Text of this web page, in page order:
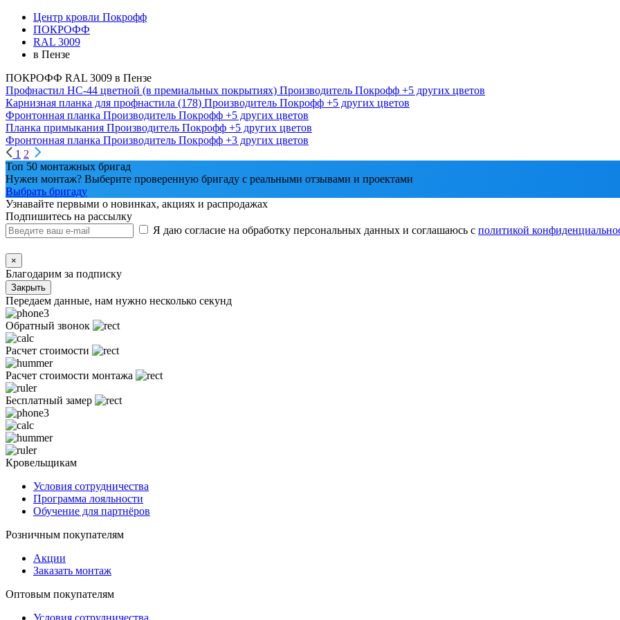
Центр кровли Покрофф
ПОКРОФФ
RAL 3009
в Пензе
ПОКРОФФ RAL 3009 в Пензе
Профнастил НС-44 цветной (в премиальных покрытиях) Производитель Покрофф +5 других цветов
Карнизная планка для профнастила (178) Производитель Покрофф +5 других цветов
Фронтонная планка Производитель Покрофф +5 других цветов
Планка примыкания Производитель Покрофф +5 других цветов
Фронтонная планка Производитель Покрофф +3 других цветов
1 2
Топ 50 монтажных бригад
Нужен монтаж? Выберите проверенную бригаду с реальными отзывами и проектами
Выбрать бригаду
Узнавайте первыми о новинках, акциях и распродажах
Подпишитесь на рассылку
Я даю согласие на обработку персональных данных и соглашаюсь с политикой
×
Благодарим за подписку
Закрыть
Передаем данные, нам нужно несколько секунд
Обратный звонок
Расчет стоимости
Расчет стоимости монтажа
Бесплатный замер
Кровельщикам
Условия сотрудничества
Программа лояльности
Обучение для партнёров
Розничным покупателям
Акции
Заказать монтаж
Оптовым покупателям